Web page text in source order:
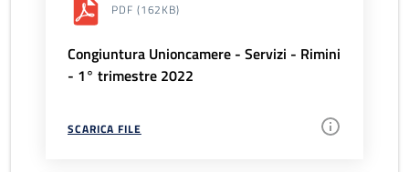
PDF (162KB)
Congiuntura Unioncamere - Servizi - Rimini
- 1° trimestre 2022
SCARICA FILE